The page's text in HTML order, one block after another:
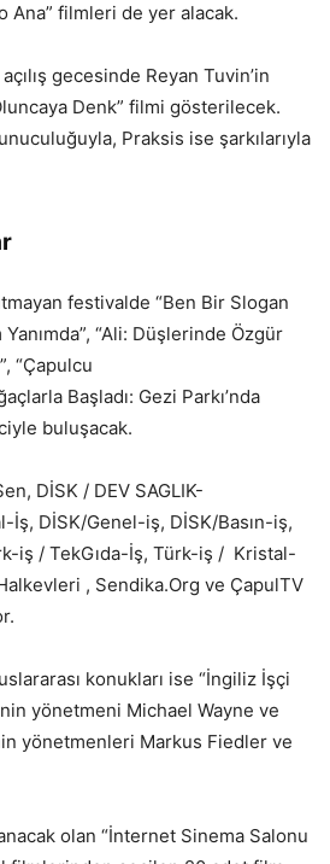
Ana” filmleri de yer alacak.
gecesinde Reyan Tuvin’in
Denk” filmi gösterilecek.
Praksis ise şarkılarıyla
festivalde “Ben Bir Slogan
“Ali: Düşlerinde Özgür
“Çapulcu
Başladı: Gezi Parkı’nda
buluşacak.
DİSK / DEV SAGLIK-
İş, DİSK/Genel-iş, DİSK/Basın-iş,
iş / TekGıda-İş, Türk-iş / Kristal-
, Sendika.Org ve ÇapulTV
konukları ise “İngiliz İşçi
yönetmeni Michael Wayne ve
yönetmenleri Markus Fiedler ve
olan “İnternet Sinema Salonu